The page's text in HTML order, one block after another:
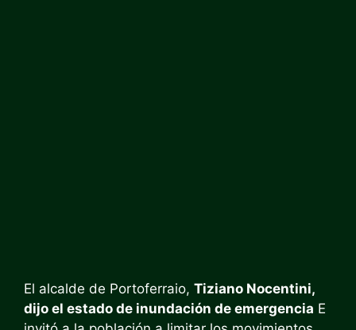
El alcalde de Portoferraio, Tiziano Nocentini,
dijo el estado de inundación de emergencia E